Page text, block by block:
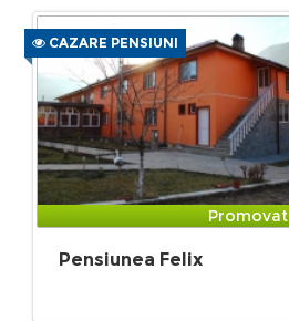
CAZARE PENSIUNI
Promovat
Pensiunea Felix